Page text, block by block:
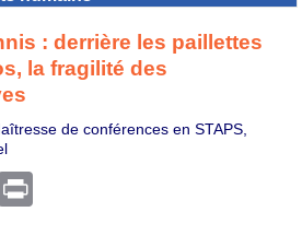
: derrière les paillettes
la fragilité des
de conférences en STAPS,